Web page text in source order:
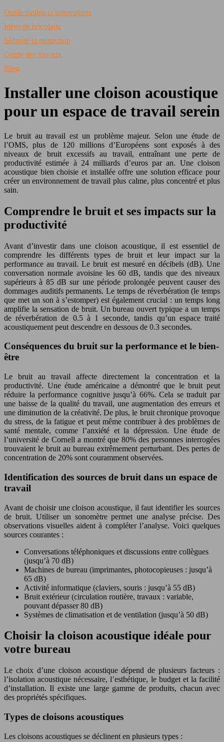
Outils malins et innovations
Idées de bricolage
Sécurité et protection
Guide des travaux
Blog
Installer une cloison acoustique
pour un espace de travail serein
Le bruit au travail est un problème majeur. Selon une étude de
l’OMS, plus de 120 millions d’Européens sont exposés à des
niveaux de bruit excessifs au travail, entraînant une perte de
productivité estimée à 24 milliards d’euros par an. Une cloison
acoustique bien choisie et installée offre une solution efficace pour
créer un environnement de travail plus calme, plus concentré et plus
sain.
Comprendre le bruit et ses impacts sur la
productivité
Avant d’investir dans une cloison acoustique, il est essentiel de
comprendre les différents types de bruit et leur impact sur la
performance au travail. Le bruit est mesuré en décibels (dB). Une
conversation normale avoisine les 60 dB, tandis que des niveaux
supérieurs à 85 dB sur une période prolongée peuvent causer des
dommages auditifs permanents. Le temps de réverbération (le temps
que met un son à s’estomper) est également crucial : un temps long
amplifie la sensation de bruit. Un bureau ouvert typique a un temps
de réverbération de 0.5 à 1 seconde, tandis qu’un espace traité
acoustiquement peut descendre en dessous de 0.3 secondes.
Conséquences du bruit sur la performance et le bien-
être
Le bruit au travail affecte directement la concentration et la
productivité. Une étude américaine a démontré que le bruit peut
réduire la performance cognitive jusqu’à 66%. Cela se traduit par
une baisse de la qualité du travail, une augmentation des erreurs et
une diminution de la créativité. De plus, le bruit chronique provoque
du stress, de la fatigue et peut même contribuer à des problèmes de
santé mentale, comme l’anxiété et la dépression. Une étude de
l’université de Cornell a montré que 80% des personnes interrogées
trouvaient le bruit au bureau extrêmement perturbant. Des pertes de
concentration de 20% sont couramment observées.
Identification des sources de bruit dans un espace de
travail
Avant de choisir une cloison acoustique, il faut identifier les sources
de bruit. Utiliser un sonomètre permet une analyse précise. Des
observations visuelles aident à compléter l’analyse. Voici quelques
sources courantes :
Conversations téléphoniques et discussions entre collègues
(jusqu’à 70 dB)
Machines de bureau (imprimantes, photocopieuses : jusqu’à
65 dB)
Activité informatique (claviers, souris : jusqu’à 55 dB)
Bruit extérieur (circulation routière, travaux : variable,
pouvant dépasser 80 dB)
Systèmes de climatisation et de ventilation (jusqu’à 50 dB)
Choisir la cloison acoustique idéale pour
votre bureau
Le choix d’une cloison acoustique dépend de plusieurs facteurs :
l’isolation acoustique nécessaire, l’esthétique, le budget et la facilité
d’installation. Il existe une large gamme de produits, chacun avec
des propriétés spécifiques.
Types de cloisons acoustiques
Les cloisons acoustiques se déclinent en plusieurs types :